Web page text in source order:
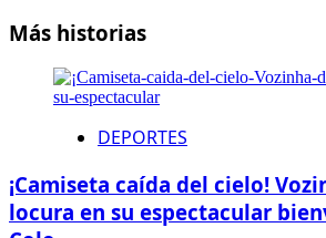
Más historias
DEPORTES
¡Camiseta caída del cielo!
locura en su espectacular